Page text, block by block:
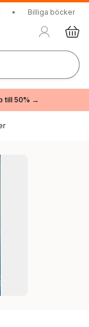
• Billiga böcker
till 50% →